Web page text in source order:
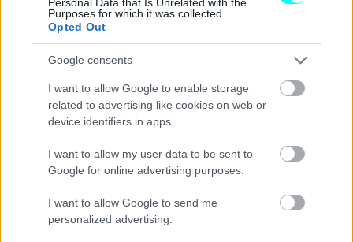
Purposes for which it was collected.
Opted Out
Google consents
I want to allow Google to enable storage
related to advertising like cookies on web or
device identifiers in apps.
I want to allow my user data to be sent to
Google for online advertising purposes.
I want to allow Google to send me
personalized advertising.